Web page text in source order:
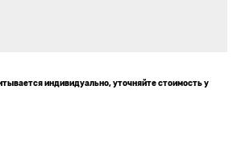
индивидуально, уточняйте стоимость у